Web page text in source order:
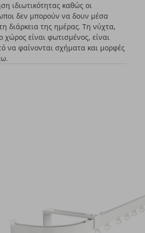
ιδιωτικότητας καθώς οι
δεν μπορούν να δουν μέσα
διάρκεια της ημέρας. Τη νύχτα,
χώρος είναι φωτισμένος, είναι
να φαίνονται σχήματα και μορφές